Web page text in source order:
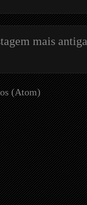
mais antiga
(Atom)